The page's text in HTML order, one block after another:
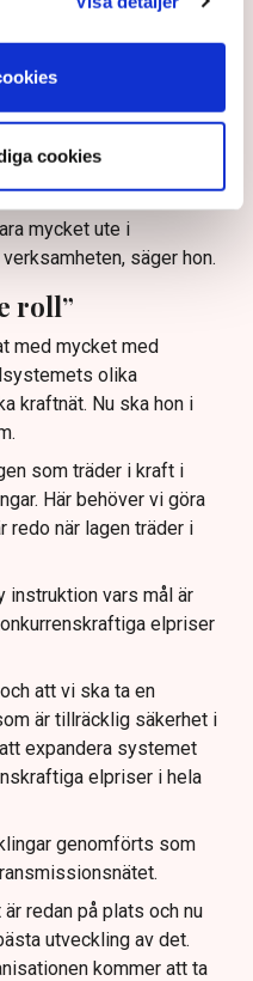
cookies
och viktigt ansvar. Och
ju komma att bli olika
utvecklar sig.
mycket ute i
säger hon.
roll”
med mycket med
olika
kraftnät. Nu ska hon i
som träder i kraft i
Här behöver vi göra
när lagen träder i
instruktion vars mål är
elpriser
att vi ska ta en
är tillräcklig säkerhet i
expandera systemet
elpriser i hela
genomförts som
redan på plats och nu
utveckling av det.
kommer att ta